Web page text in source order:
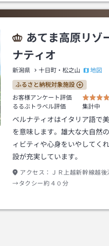
あてま高原リゾ
ナティオ
新潟県 十日町・松之山 地図
ふるさと納税対象施設
お客様アンケート評価
るるぶトラベル評価
集計中
ベルナティオはイタリア語で
を意味します。雄大な大自然
ィビティや心身をいやしてく
設が充実しています。
アクセス：
ＪＲ上越新幹線越
→タクシー約４０分